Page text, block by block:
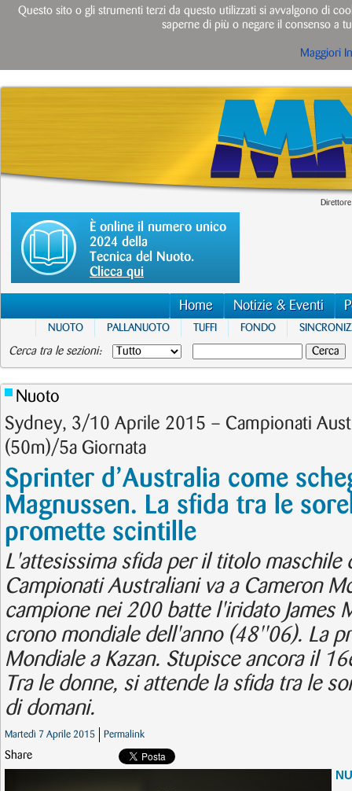
È online il numero unico
2024 della
Tecnica del Nuoto.
Clicca qui
Home Notizie & Eventi
NUOTO PALLANUOTO TUFFI FONDO
Cerca tra le sezioni:
Nuoto
Sydney, 3/10 Aprile 2015 – Campionati
(50m)/5a Giornata
Sprinter d’Australia come
Magnussen. La sfida tra le
promette scintille
L'attesissima sfida per il titolo maschile
Campionati Australiani va a Cameron
campione nei 200 batte l'iridato James
crono mondiale dell'anno (48''06). La
Mondiale a Kazan. Stupisce ancora il
Tra le donne, si attende la sfida tra le
di domani.
Martedì 7 Aprile 2015 Permalink
Share
Questo sito o gli strumenti terzi da questo utilizzati si avvalgono di
saperne di più o negare il consenso a
Maggiori